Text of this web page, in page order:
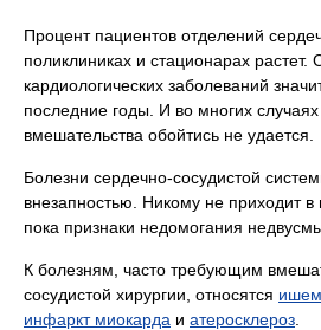
Процент пациентов отделений
поликлиниках и стационарах растет.
кардиологических заболеваний
последние годы. И во многих
вмешательства обойтись не удается.
Болезни сердечно-сосудистой
внезапностью. Никому не приходит в
пока признаки недомогания
К болезням, часто требующим
сосудистой хирургии, относятся
инфаркт миокарда и атеросклероз